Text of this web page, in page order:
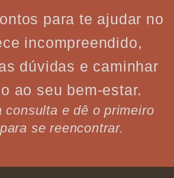
para te ajudar no
incompreendido,
dúvidas e caminhar
ao seu bem-estar.
consulta e dê o primeiro
se reencontrar.